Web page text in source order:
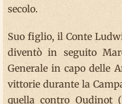
secolo.
Suo figlio, il Conte
diventò in seguito
Generale in capo delle
vittorie durante la
quella contro Oudinot